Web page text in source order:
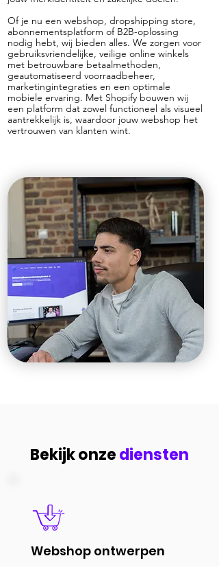
Of je nu een webshop, dropshipping store,
abonnementsplatform of B2B-oplossing
nodig hebt, wij bieden alles. We zorgen voor
gebruiksvriendelijke, veilige online winkels
met betrouwbare betaalmethoden,
geautomatiseerd voorraadbeheer,
marketingintegraties en een optimale
mobiele ervaring. Met Shopify bouwen wij
een platform dat zowel functioneel als visueel
aantrekkelijk is, waardoor jouw webshop het
vertrouwen van klanten wint.
Bekijk onzediensten
Webshop ontwerpen